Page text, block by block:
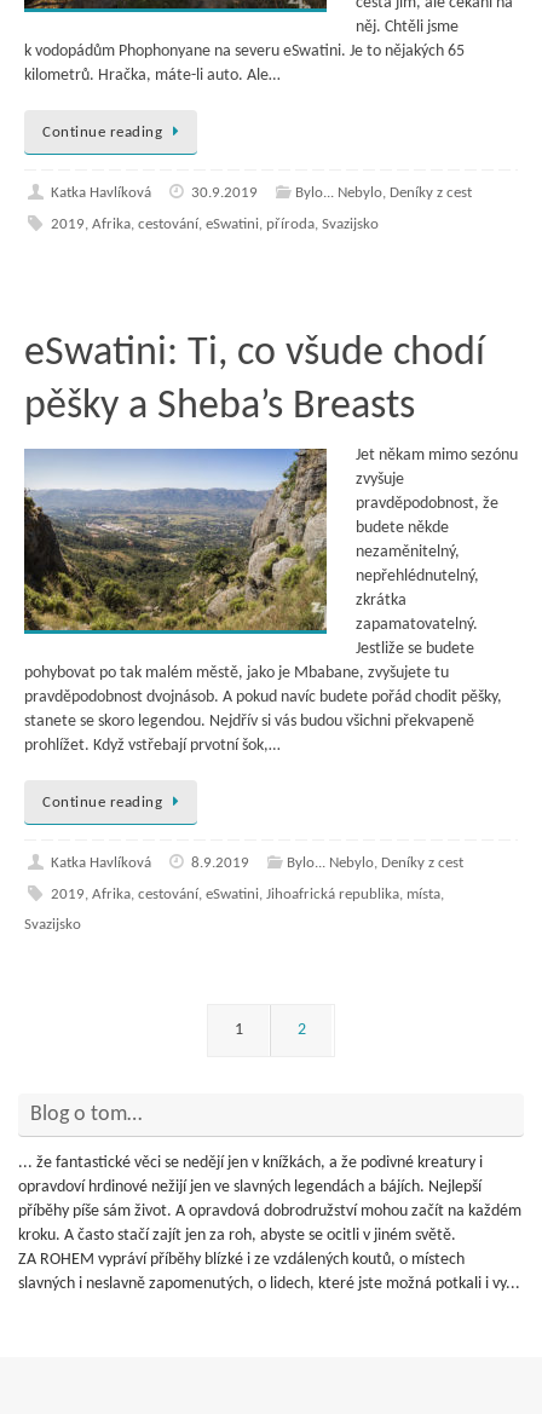
něj. Chtěli jsme
k vodopádům Phophonyane na severu eSwatini. Je to nějakých 65
kilometrů. Hračka, máte-li auto. Ale…
Continue reading
Katka Havlíková 30.9.2019 Bylo... Nebylo, Deníky z cest
2019, Afrika, cestování, eSwatini, příroda, Svazijsko
eSwatini: Ti, co všude chodí
pěšky a Sheba’s Breasts
Jet někam mimo sezónu
zvyšuje
pravděpodobnost, že
budete někde
nezaměnitelný,
nepřehlédnutelný,
zkrátka
zapamatovatelný.
Jestliže se budete
pohybovat po tak malém městě, jako je Mbabane, zvyšujete tu
pravděpodobnost dvojnásob. A pokud navíc budete pořád chodit pěšky,
stanete se skoro legendou. Nejdřív si vás budou všichni překvapeně
prohlížet. Když vstřebají prvotní šok,…
Continue reading
Katka Havlíková 8.9.2019 Bylo... Nebylo, Deníky z cest
2019, Afrika, cestování, eSwatini, Jihoafrická republika, místa,
Svazijsko
1 2
Blog o tom…
... že fantastické věci se nedějí jen v knížkách, a že podivné kreatury i
opravdoví hrdinové nežijí jen ve slavných legendách a bájích. Nejlepší
příběhy píše sám život. A opravdová dobrodružství mohou začít na každém
kroku. A často stačí zajít jen za roh, abyste se ocitli v jiném světě.
ZA ROHEM vypráví příběhy blízké i ze vzdálených koutů, o místech
slavných i neslavně zapomenutých, o lidech, které jste možná potkali i vy...